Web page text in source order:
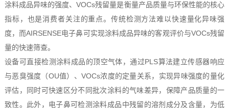
涂料成品异味的强度、VOCs残留量是衡量产品质量与环保性能的核心
指标，也是消费者关注的重点。传统检测方法难以快速量化异味强
度，而AIRSENSE电子鼻可实现涂料成品异味的客观评价与VOCs残留
量的快速筛查。
设备可直接检测涂料成品的顶空气体，通过PLS算法建立传感器响应
与恶臭强度（OU值）、VOCs浓度的定量关系，实现异味强度的量化
评估，同时可快速区分不同批次涂料的气味差异，保障产品质量的一
致性。此外，电子鼻可检测涂料成品中残留的溶剂成分及含量，为低